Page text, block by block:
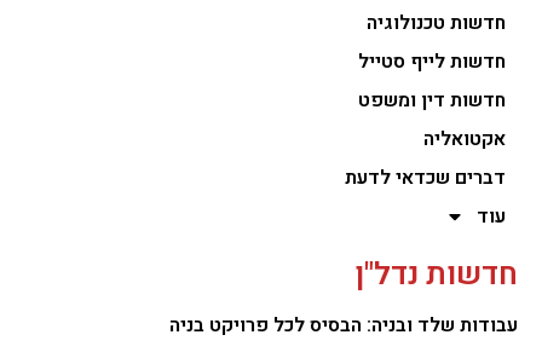
חדשות טכנולוגיה
חדשות לייף סטייל
חדשות דין ומשפט
אקטואליה
דברים שכדאי לדעת
עוד
חדשות נדל"ן
עבודות שלד ובניה: הבסיס לכל פרויקט בניה